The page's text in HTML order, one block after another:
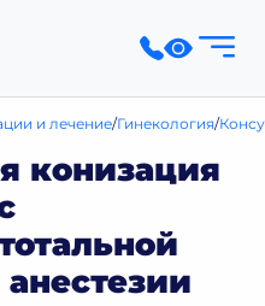
и лечение Гинекология
конизация